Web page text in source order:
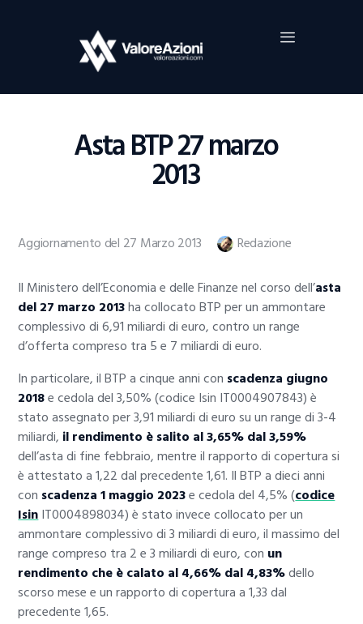
Asta BTP 27 marzo
2013
Home
Investimenti
Borsa
Guide Al Trading
Aggiornamento del 27 Marzo 2013 Redazione
Il Ministero dell’Economia e delle Finanze nel corso dell’asta
del 27 marzo 2013ha collocato BTP per un ammontare
complessivo di 6,91 miliardi di euro, contro un range
d’offerta compreso tra 5 e 7 miliardi di euro.
In particolare, il BTP a cinque anni con scadenza giugno
2018e cedola del 3,50% (codice Isin IT0004907843) è
stato assegnato per 3,91 miliardi di euro su un range di 3-4
miliardi, il rendimento è salito al 3,65% dal 3,59%
dell’asta di fine febbraio, mentre il rapporto di copertura si
è attestato a 1,22 dal precedente 1,61. Il BTP a dieci anni
con scadenza 1 maggio 2023e cedola del 4,5% (codice
IsinIT0004898034) è stato invece collocato per un
ammontare complessivo di 3 miliardi di euro, il massimo del
range compreso tra 2 e 3 miliardi di euro, con un
rendimento che è calato al 4,66% dal 4,83%dello
scorso mese e un rapporto di copertura a 1,33 dal
precedente 1,65.